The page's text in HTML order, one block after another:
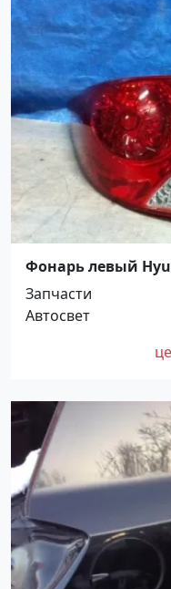
Фонарь левый
Краснодар
Запчасти
Автосвет